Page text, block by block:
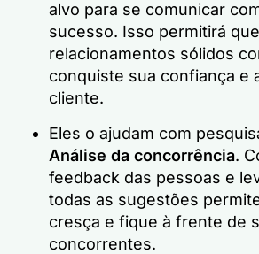
alvo para se comunicar
sucesso. Isso permitirá
relacionamentos sólidos
conquiste sua confiança e
cliente.
Eles o ajudam com
Análise da concorrência.
feedback das pessoas e
todas as sugestões
cresça e fique à frente de
concorrentes.